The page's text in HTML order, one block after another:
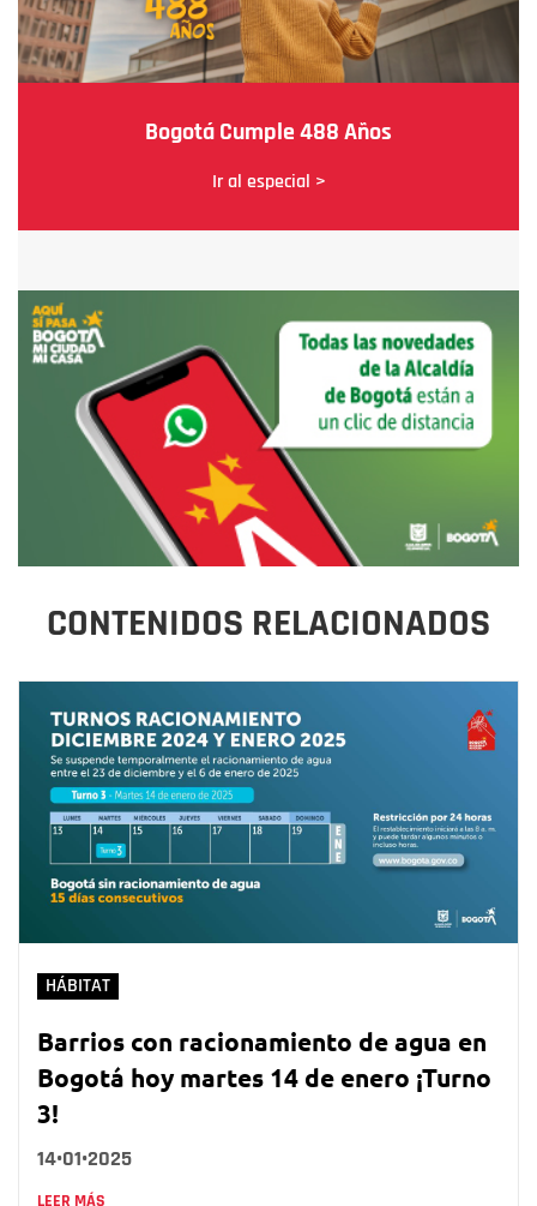
Bogotá Cumple 488 Años
Ir al especial >
CONTENIDOS RELACIONADOS
HÁBITAT
Barrios con racionamiento de agua en
Bogotá hoy martes 14 de enero ¡Turno
3!
14•01•2025
LEER MÁS